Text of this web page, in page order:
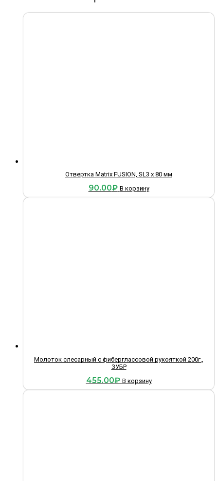
Отвертка Matrix FUSION, SL3 x 80 мм
90.00₽ В корзину
Молоток слесарный с фиберглассовой рукояткой 200г.,
ЗУБР
455.00₽ В корзину